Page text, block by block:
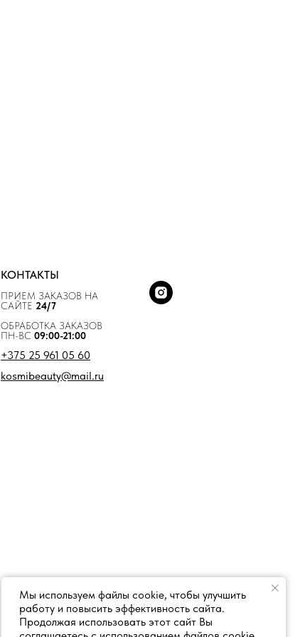
КОНТАКТЫ
ПРИЕМ ЗАКАЗОВ НА
САЙТЕ 24/7
ОБРАБОТКА ЗАКАЗОВ
ПН-ВС 09:00-21:00
+375 25 961 05 60
kosmibeauty@mail.ru
Мы используем файлы cookie, чтобы улучшить
работу и повысить эффективность сайта.
Продолжая использовать этот сайт Вы